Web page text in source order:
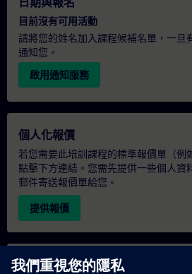
目前沒有可用活動
請將您的姓名加入課程候補名單，一旦
通知您。
啟用通知服務
個人化報價
若您需要此培訓課程的標準報價單（例
點擊下方連結。您需先提供一些個人資
郵件寄送報價單給您。
提供報價
專屬培訓諮詢